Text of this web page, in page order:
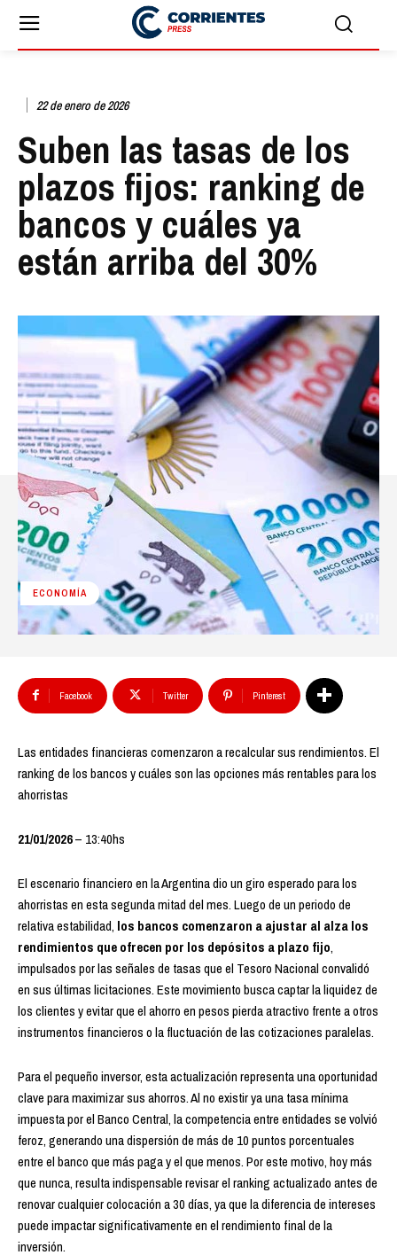
22 de enero de 2026
Suben las tasas de los
plazos fijos: ranking de
bancos y cuáles ya
están arriba del 30%
ECONOMÍA
Facebook Twitter Pinterest
Las entidades financieras comenzaron a recalcular sus rendimientos. El
ranking de los bancos y cuáles son las opciones más rentables para los
ahorristas
21/01/2026– 13:40hs
El escenario financiero en la Argentina dio un giro esperado para los
ahorristas en esta segunda mitad del mes. Luego de un periodo de
relativa estabilidad, los bancos comenzaron a ajustar al alza los
rendimientos que ofrecen por los depósitos a plazo fijo,
impulsados por las señales de tasas que el Tesoro Nacional convalidó
en sus últimas licitaciones.Este movimiento busca captar la liquidez de
los clientes y evitar que el ahorro en pesos pierda atractivo frente a otros
instrumentos financieros o la fluctuación de las cotizaciones paralelas.
Para el pequeño inversor, esta actualización representa una oportunidad
clave para maximizar sus ahorros. Al no existir ya una tasa mínima
impuesta por el Banco Central, la competencia entre entidades se volvió
feroz, generando una dispersión de más de 10 puntos porcentuales
entre el banco que más paga y el que menos. Por este motivo, hoy más
que nunca,resulta indispensable revisar el ranking actualizado antes de
renovar cualquier colocación a 30 días, ya que la diferencia de intereses
puede impactar significativamente en el rendimiento final de la
inversión.